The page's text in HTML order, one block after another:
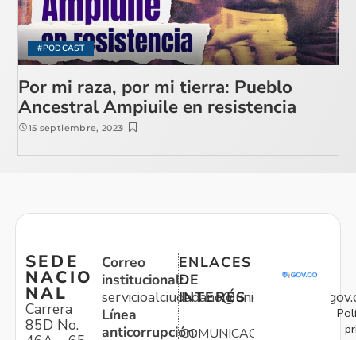
#PODCAST
Por mi raza, por mi tierra: Pueblo
Ancestral Ampiuile en resistencia
15 septiembre, 2023
SEDE
NACIO
NAL
Carrera
85D No.
Correo
institucional:
Línea
anticorrupción:
ENLACES
DE
INTERÉS
COMUNICACIONES